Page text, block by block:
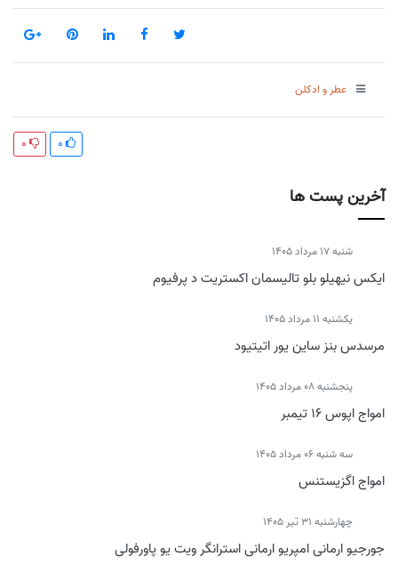
آخرین پست ها
شنبه 17 مرداد 1405
ایکس نیهیلو بلو تالیسمان اکستریت د پرفیوم
يكشنبه 11 مرداد 1405
مرسدس بنز ساین یور اتیتیود
پنجشنبه 08 مرداد 1405
امواج اپوس 16 تیمبر
سه شنبه 06 مرداد 1405
امواج اگزیستنس
چهارشنبه 31 تیر 1405
جورجیو ارمانی امپریو ارمانی استرانگر ویت یو پاورفولی
عطر و ادکلن